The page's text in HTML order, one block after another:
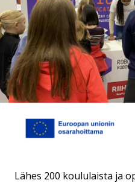
Lähes 200 koululaista ja